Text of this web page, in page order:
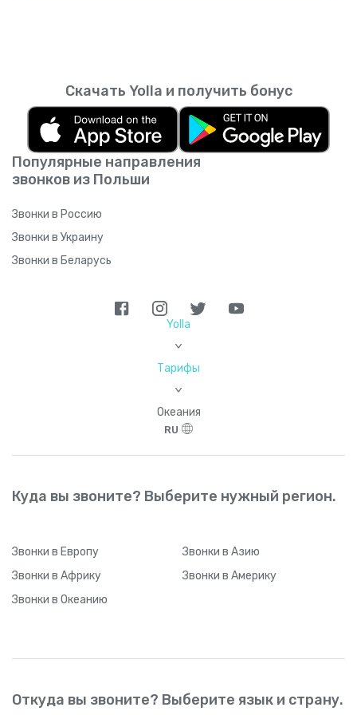
Популярные направления
звонков из Польши
Звонки в Россию
Звонки в Украину
Звонки в Беларусь
Скачать Yolla и получить бонус
Yolla
>
Тарифы
>
Океания
RU
Куда вы звоните? Выберите нужный регион.
Звонки в Европу Звонки в Азию
Звонки в Африку Звонки в Америку
Звонки в Океанию
Откуда вы звоните? Выберите язык и страну.